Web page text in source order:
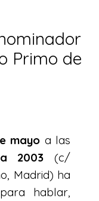
Primo de
mayo a las
2003 (c/
Madrid) ha
hablar,